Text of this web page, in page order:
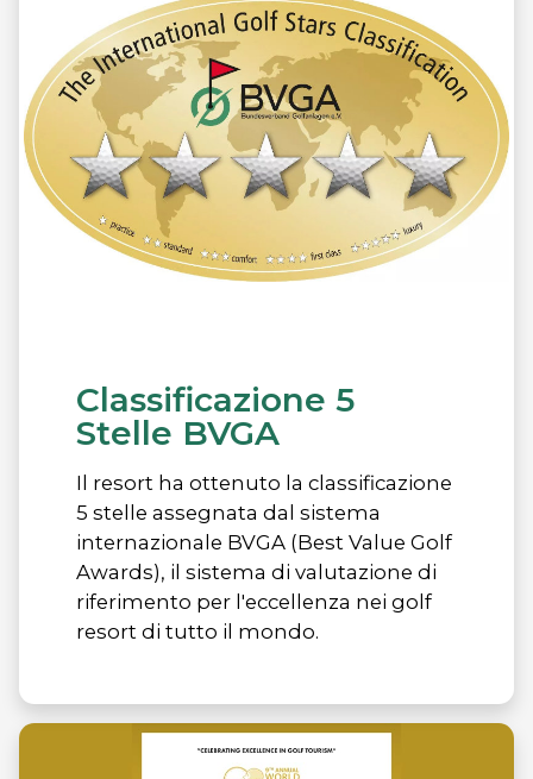
Classificazione 5
Stelle BVGA
Il resort ha ottenuto la classificazione
5 stelle assegnata dal sistema
internazionale BVGA (Best Value Golf
Awards), il sistema di valutazione di
riferimento per l'eccellenza nei golf
resort di tutto il mondo.